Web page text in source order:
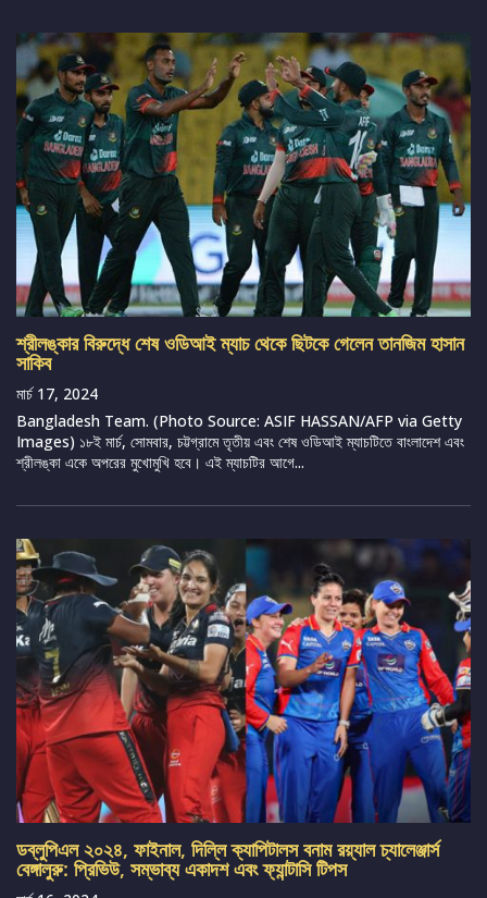
শ্রীলঙ্কার বিরুদ্ধে শেষ ওডিআই ম্যাচ থেকে ছিটকে গেলেন তানজিম হাসান
সাকিব
মার্চ 17, 2024
Bangladesh Team. (Photo Source: ASIF HASSAN/AFP via Getty
Images) ১৮ই মার্চ, সোমবার, চট্টগ্রামে তৃতীয় এবং শেষ ওডিআই ম্যাচটিতে বাংলাদেশ এবং
শ্রীলঙ্কা একে অপরের মুখোমুখি হবে। এই ম্যাচটির আগে...
ডব্লুপিএল ২০২৪, ফাইনাল, দিল্লি ক্যাপিটালস বনাম রয়্যাল চ্যালেঞ্জার্স
বেঙ্গালুরু: প্রিভিউ, সম্ভাব্য একাদশ এবং ফ্যান্টাসি টিপস